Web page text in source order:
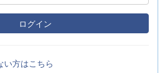
ログイン
い方はこちら